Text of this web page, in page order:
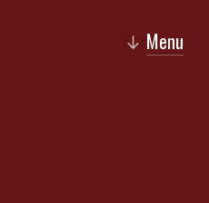
↓ Menu